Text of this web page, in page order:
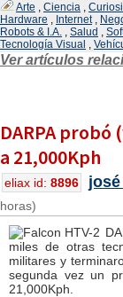
Arte , Ciencia ,
Hardware , Internet,
Robots & I.A. , Salud ,
Tecnología Visual ,
Ver artículos
DARPA
a 21,000Kph
eliax id: 8896
horas)
miles de otras
militares y
segunda vez un
21,000Kph.